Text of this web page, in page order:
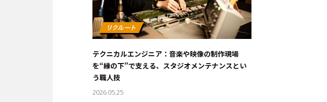
#エンタメ業界のちょっといい話
#リクルート
テクニカルエンジニア：音楽や映像の制作現場
を“縁の下”で支える、スタジオメンテナンスとい
う職人技
2026.05.25